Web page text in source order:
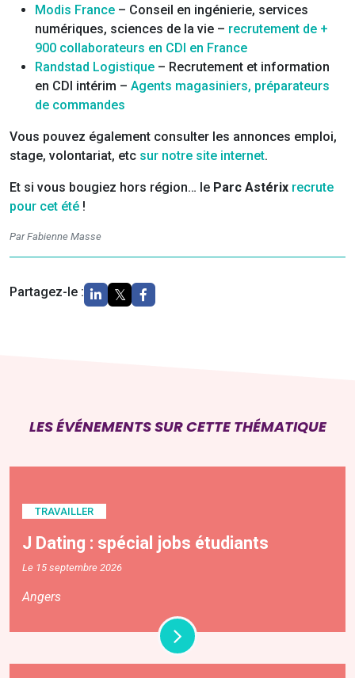
Modis France – Conseil en ingénierie, services
numériques, sciences de la vie – recrutement de +
900 collaborateurs en CDI en France
Randstad Logistique – Recrutement et information
en CDI intérim – Agents magasiniers, préparateurs
de commandes
Vous pouvez également consulter les annonces emploi,
stage, volontariat, etc sur notre site internet.
Et si vous bougiez hors région… le Parc Astérix recrute
pour cet été !
Par Fabienne Masse
Partagez-le :
LES ÉVÉNEMENTS SUR CETTE THÉMATIQUE
TRAVAILLER
J Dating : spécial jobs étudiants
Le 15 septembre 2026
Angers